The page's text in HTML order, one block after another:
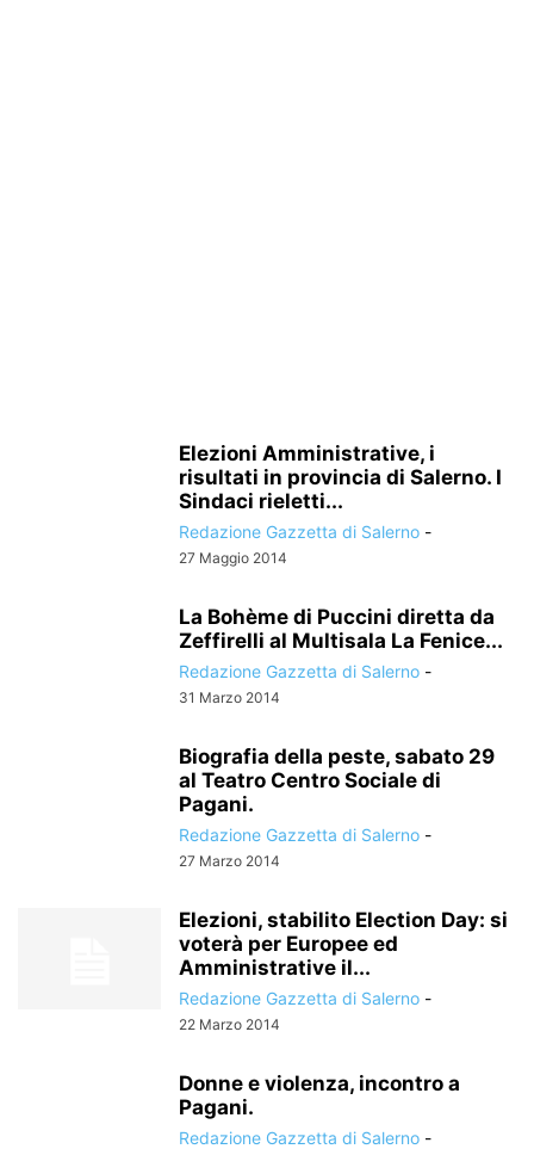
Elezioni Amministrative, i
risultati in provincia di Salerno. I
Sindaci rieletti...
Redazione Gazzetta di Salerno -
27 Maggio 2014
La Bohème di Puccini diretta da
Zeffirelli al Multisala La Fenice...
Redazione Gazzetta di Salerno -
31 Marzo 2014
Biografia della peste, sabato 29
al Teatro Centro Sociale di
Pagani.
Redazione Gazzetta di Salerno -
27 Marzo 2014
Elezioni, stabilito Election Day: si
voterà per Europee ed
Amministrative il...
Redazione Gazzetta di Salerno -
22 Marzo 2014
Donne e violenza, incontro a
Pagani.
Redazione Gazzetta di Salerno -